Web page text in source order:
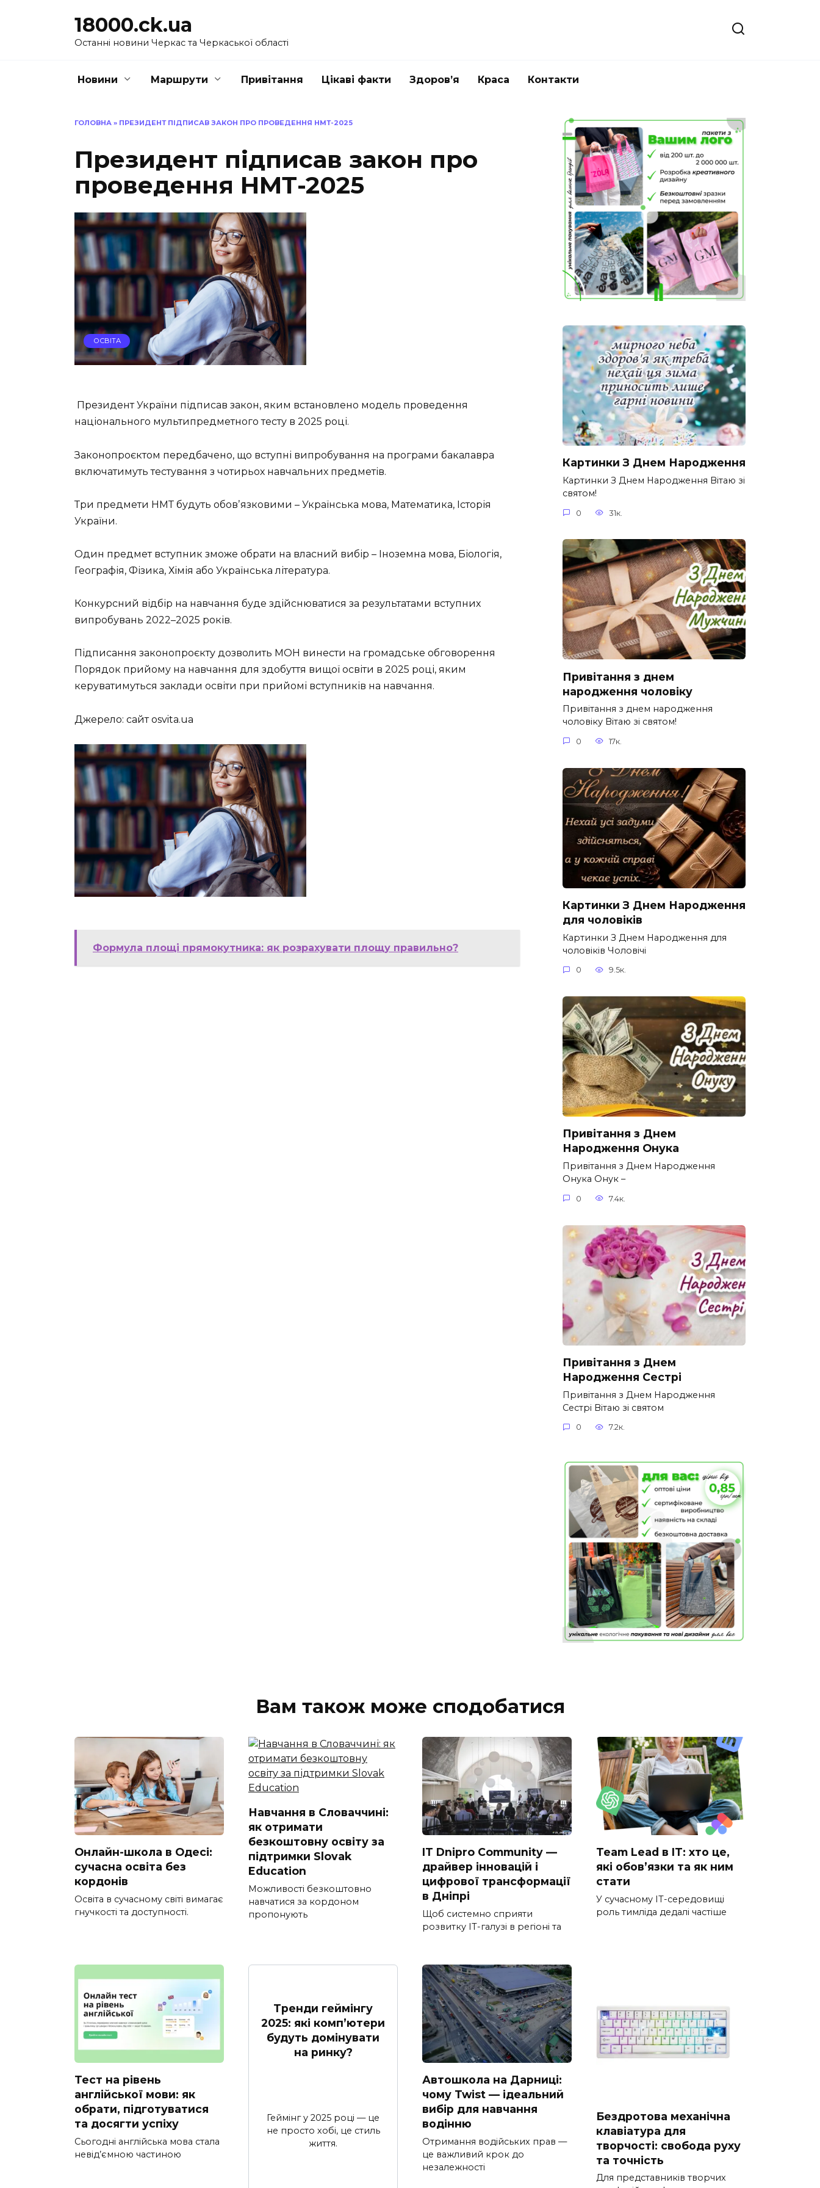
18000.ck.ua
Останні новини Черкас та Черкаської області
Новини Маршрути Привітання Цікаві факти Здоров’я Краса Контакти
ГОЛОВНА » ПРЕЗИДЕНТ ПІДПИСАВ ЗАКОН ПРО ПРОВЕДЕННЯ НМТ-2025
Президент підписав закон про
проведення НМТ-2025
ОСВІТА
Президент України підписав закон, яким встановлено модель проведення
національного мультипредметного тесту в 2025 році.
Законопроєктом передбачено, що вступні випробування на програми бакалавра
включатимуть тестування з чотирьох навчальних предметів.
Три предмети НМТ будуть обовʼязковими – Українська мова, Математика, Історія
України.
Один предмет вступник зможе обрати на власний вибір – Іноземна мова, Біологія,
Географія, Фізика, Хімія або Українська література.
Конкурсний відбір на навчання буде здійснюватися за результатами вступних
випробувань 2022–2025 років.
Підписання законопроєкту дозволить МОН винести на громадське обговорення
Порядок прийому на навчання для здобуття вищої освіти в 2025 році, яким
керуватимуться заклади освіти при прийомі вступників на навчання.
Джерело: сайт osvita.ua
Формула площі прямокутника: як розрахувати площу правильно?
Картинки З Днем Народження
Картинки З Днем Народження Вітаю зі
святом!
0 31к.
Привітання з днем
народження чоловіку
Привітання з днем народження
чоловіку Вітаю зі святом!
0 17к.
Картинки З Днем Народження
для чоловіків​
Картинки З Днем Народження для
чоловіків​ Чоловічі
0 9.5к.
Привітання з Днем
Народження Онука
Привітання з Днем Народження
Онука Онук –
0 7.4к.
Привітання з Днем
Народження Сестрі
Привітання з Днем Народження
Сестрі Вітаю зі святом
0 7.2к.
Вам також може сподобатися
Онлайн-школа в Одесі:
сучасна освіта без
кордонів
Освіта в сучасному світі вимагає
гнучкості та доступності.
Навчання в Словаччині:
як отримати
безкоштовну освіту за
підтримки Slovak
Education
Можливості безкоштовно
навчатися за кордоном
пропонують
IT Dnipro Community —
драйвер інновацій і
цифрової трансформації
в Дніпрі
Щоб системно сприяти
розвитку ІТ-галузі в регіоні та
Team Lead в IT: хто це,
які обов’язки та як ним
стати
У сучасному IT-середовищі
роль тимліда дедалі частіше
Тест на рівень
англійської мови: як
обрати, підготуватися
та досягти успіху
Сьогодні англійська мова стала
невід’ємною частиною
Тренди геймінгу
2025: які комп’ютери
будуть домінувати
на ринку?
Геймінг у 2025 році — це
не просто хобі, це стиль
життя.
Автошкола на Дарниці:
чому Twist — ідеальний
вибір для навчання
водінню
Отримання водійських прав —
це важливий крок до
незалежності
Бездротова механічна
клавіатура для
творчості: свобода руху
та точність
Для представників творчих